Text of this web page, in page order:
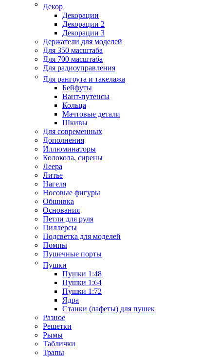
Декор
Декорации
Декорации 2
Декорации 3
Держатели для моделей
Для 350 масштаба
Для 700 масштаба
Для радиоуправления
Для рангоута и такелажа
Бейфуты
Вант-путенсы
Кольца
Мачтовые детали
Шкивы
Для современных
Дополнения
Иллюминаторы
Колокола, сирены
Леера
Литье
Нагеля
Носовые фигуры
Обшивка
Основания
Петли для руля
Пиллерсы
Подсветка для моделей
Помпы
Пушечные порты
Пушки
Пушки 1:48
Пушки 1:64
Пушки 1:72
Ядра
Станки (лафеты) для пушек
Разное
Решетки
Рымы
Таблички
Трапы